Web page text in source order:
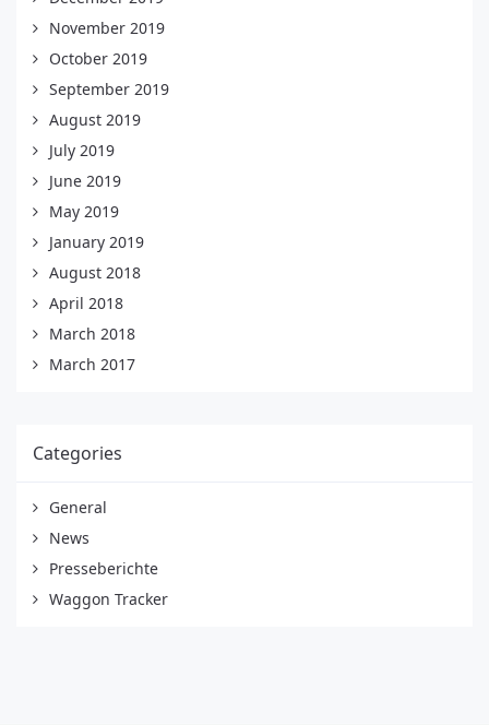
November 2019
October 2019
September 2019
August 2019
July 2019
June 2019
May 2019
January 2019
August 2018
April 2018
March 2018
March 2017
Categories
General
News
Presseberichte
Waggon Tracker